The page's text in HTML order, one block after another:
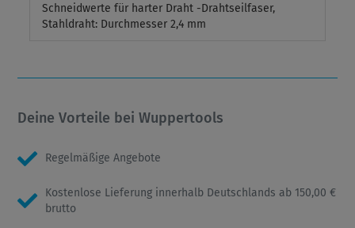
Schneidwerte für harter Draht -Drahtseilfaser,
Stahldraht: Durchmesser 2,4 mm
Deine Vorteile bei Wuppertools
Regelmäßige Angebote
Kostenlose Lieferung innerhalb Deutschlands ab 150,00 €
brutto